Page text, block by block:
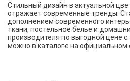
Стильный дизайн в актуальной
отражает современные тренды.
дополнением современного
ткани, постельное белье и
производителя по выгодной цене
можно в каталоге на официальном